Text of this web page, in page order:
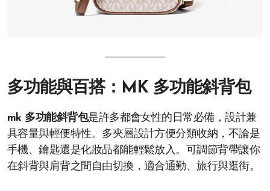
多功能與百搭：MK 多功能斜背包
mk 多功能斜背包是許多都會女性的日常必備，設計兼
具容量與輕便特性。多夾層設計方便分類收納，不論是
手機、鑰匙還是化妝品都能輕鬆放入。可調節背帶讓你
在斜背與肩背之間自由切換，適合通勤、旅行與逛街。